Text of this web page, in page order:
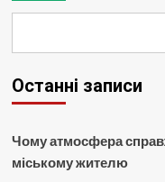
Останні записи
Чому атмосфера
міському жителю